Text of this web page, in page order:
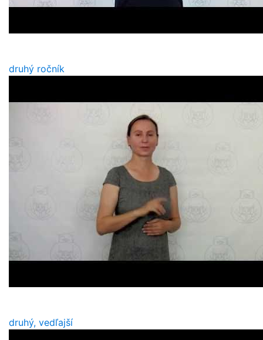
druhý ročník
druhý, vedľajší